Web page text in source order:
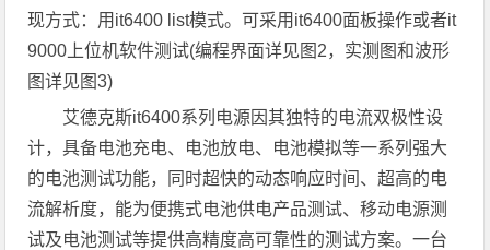
现方式：用it6400 list模式。可采用it6400面板操作或者it
9000上位机软件测试(编程界面详见图2，实测图和波形
图详见图3)
艾德克斯it6400系列电源因其独特的电流双极性设
计，具备电池充电、电池放电、电池模拟等一系列强大
的电池测试功能，同时超快的动态响应时间、超高的电
流解析度，能为便携式电池供电产品测试、移动电源测
试及电池测试等提供高精度高可靠性的测试方案。一台